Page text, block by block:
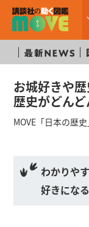
お城好きや
歴史がどん
MOVE「日本の歴
わかりや
好きにな